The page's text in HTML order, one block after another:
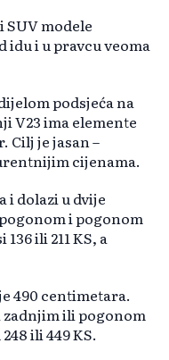
SUV modele
i u pravcu veoma
podsjeća na
V23 ima elemente
Cilj je jasan –
cijenama.
i dolazi u dvije
i pogonom
ili 211 KS, a
490 centimetara.
zadnjim ili pogonom
ili 449 KS.